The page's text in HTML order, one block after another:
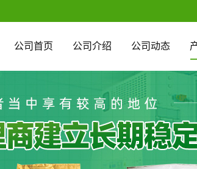
公司首页 公司介绍 公司动态